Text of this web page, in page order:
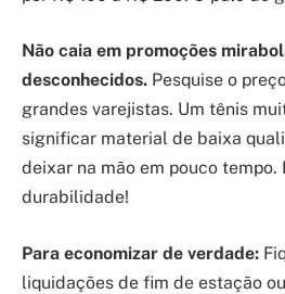
Não caia em promoções
desconhecidos. Pesquise o
grandes varejistas. Um tênis
significar material de baixa
deixar na mão em pouco tempo.
durabilidade!
Para economizar de verdade:
liquidações de fim de estação